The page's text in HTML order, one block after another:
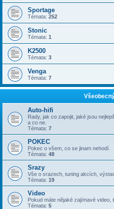
Sportage
Témata: 252
Stonic
Témata: 1
K2500
Témata: 3
Venga
Témata: 7
Auto-hifi
Rady, jak co zapojit, jaké jsou
a co ne.
Témata: 7
POKEC
Pokec o všem, co se jinam nehodí.
Témata: 48
Srazy
Vše o srazech, tuning akcích,
Témata: 19
Video
Pokud máte nějaké zajímavé video,
Témata: 5